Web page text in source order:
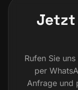
Jetzt
Rufen Sie
per
Anfrage und